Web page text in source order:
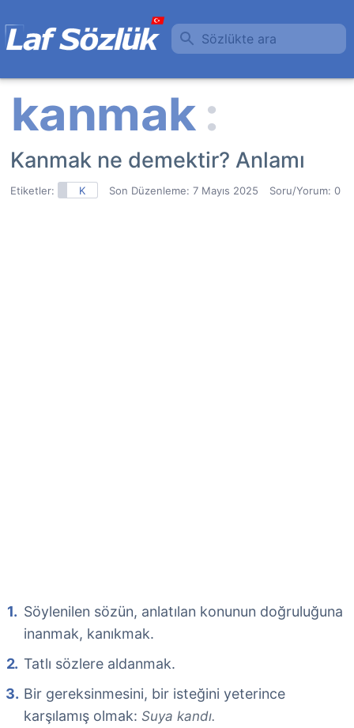
Sözlükte ara
Kanmak ne demektir? Anlamı
Etiketler: K Son Düzenleme: 7 Mayıs 2025 Soru/Yorum: 0
Söylenilen sözün, anlatılan konunun doğruluğuna
inanmak, kanıkmak.
Tatlı sözlere aldanmak.
Bir gereksinmesini, bir isteğini yeterince
karşılamış olmak: Suya kandı.